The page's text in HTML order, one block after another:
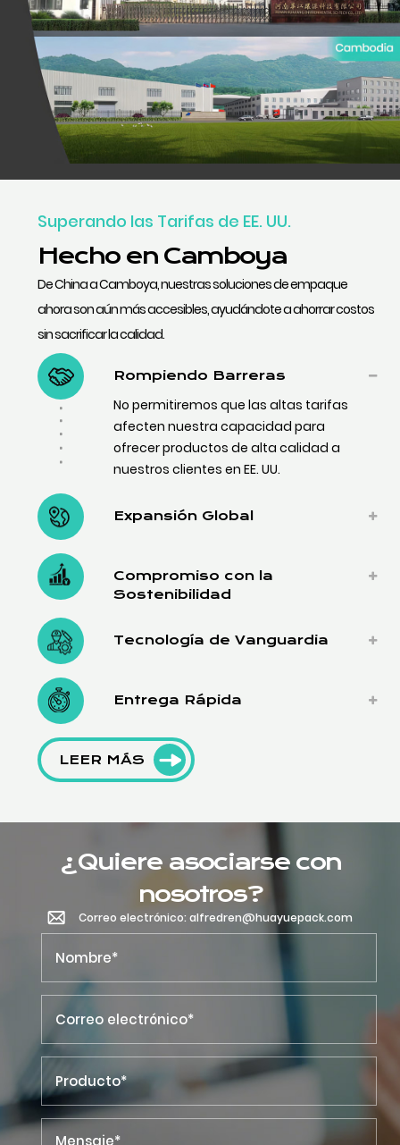
Superando las Tarifas de EE. UU.
Hecho en Camboya
De China a Camboya, nuestras soluciones de empaque
ahora son aún más accesibles, ayudándote a ahorrar costos
sin sacrificar la calidad.
Rompiendo Barreras
No permitiremos que las altas tarifas
afecten nuestra capacidad para
ofrecer productos de alta calidad a
nuestros clientes en EE. UU.
Expansión Global
Compromiso con la
Sostenibilidad
Tecnología de Vanguardia
Entrega Rápida
LEER MÁS
¿Quiere asociarse con
nosotros?
Correo electrónico: alfredren@huayuepack.com